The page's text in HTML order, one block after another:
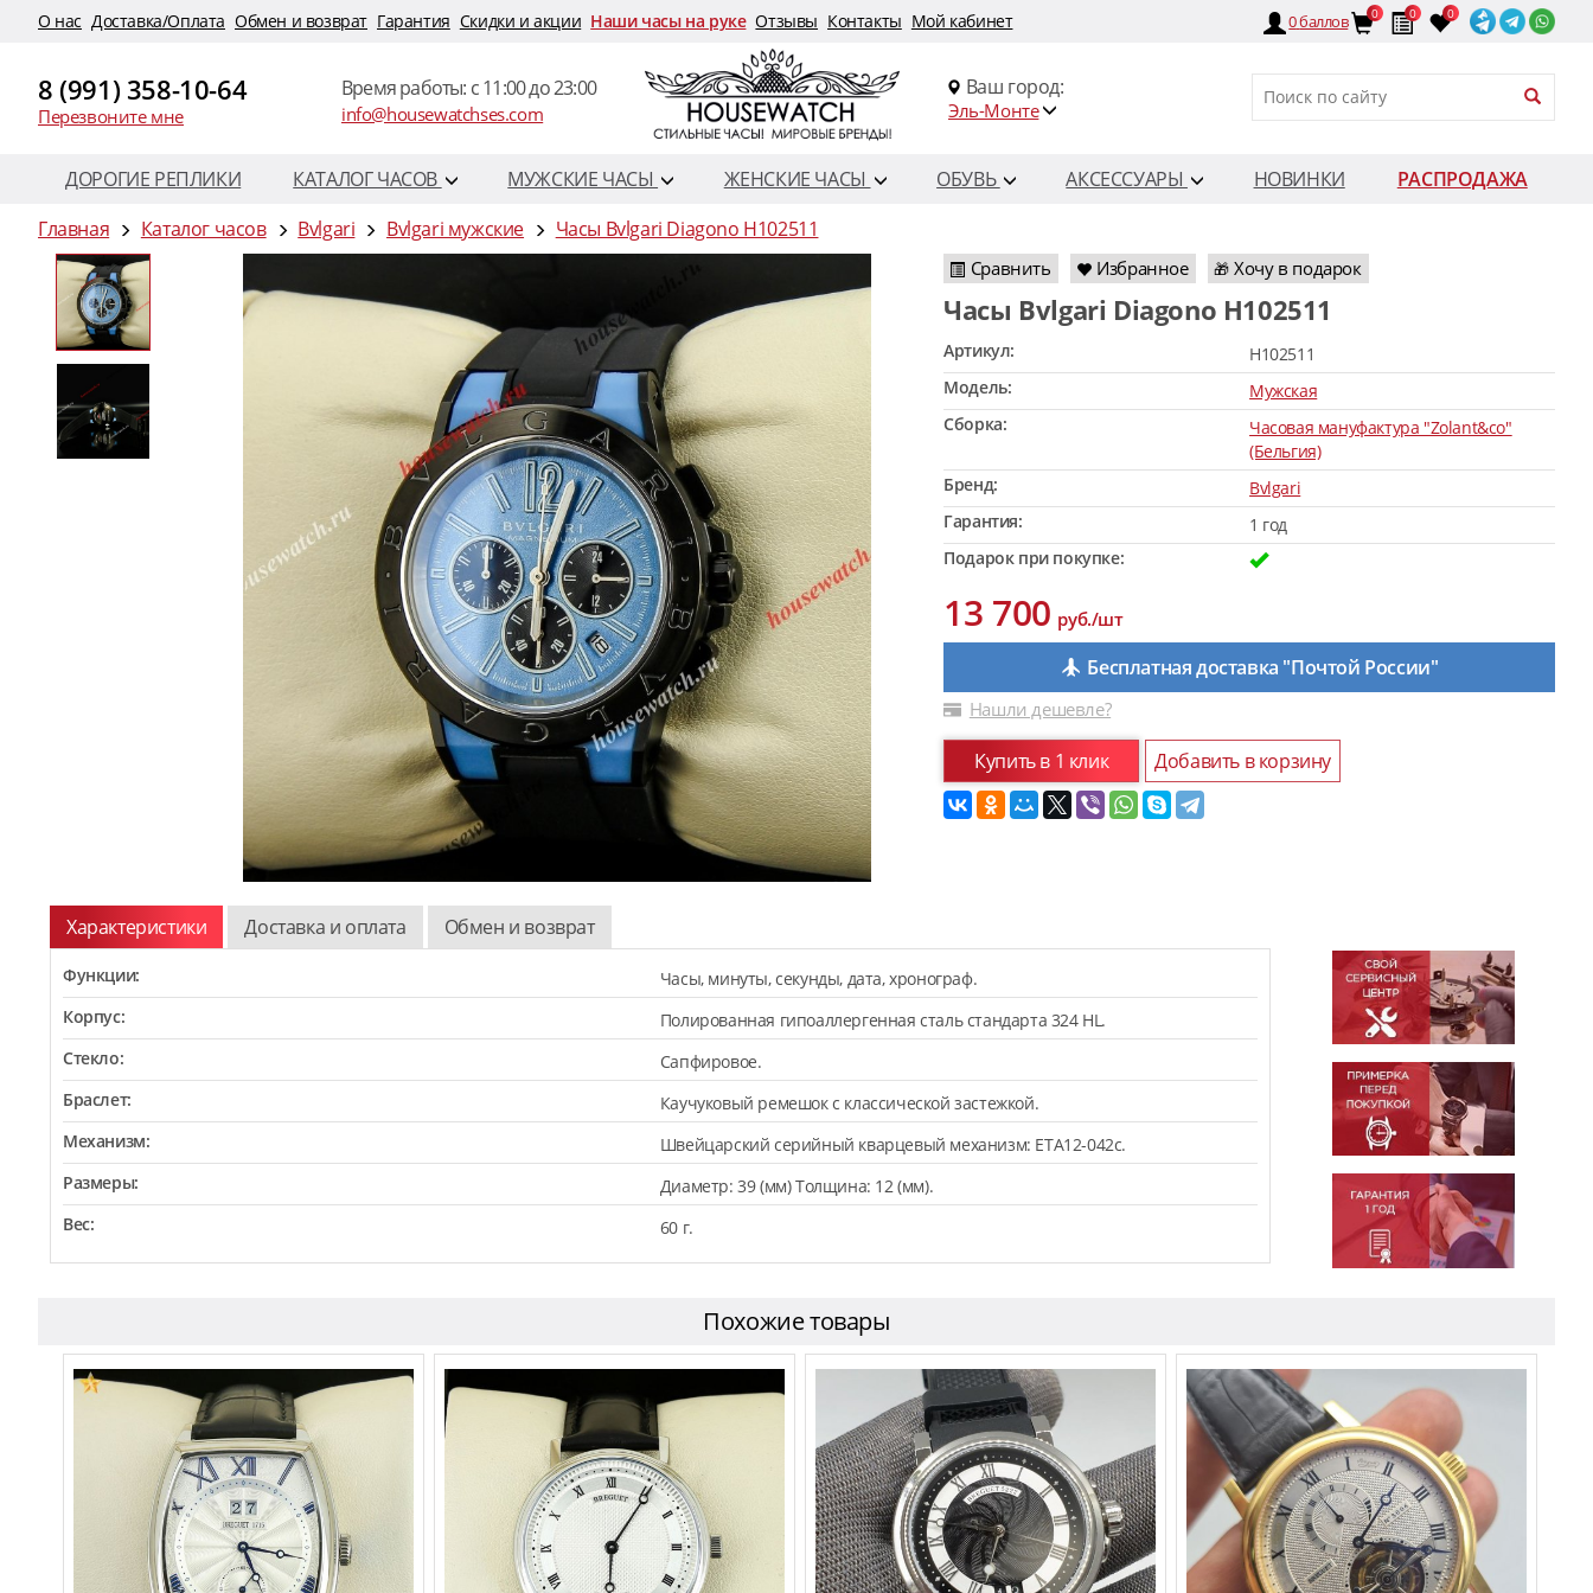
O нас Доставка/Оплата Обмен и возврат Гарантия Скидки и акции Наши часы на руке Отзывы Контакты Мой кабинет 0баллов 0 0 0
8 (991) 358-10-64
Перезвоните мне
Время работы: c 11:00 до 23:00
info@housewatchses.com
Ваш город:
Эль-Монте
ДОРОГИЕ РЕПЛИКИ КАТАЛОГ ЧАСОВ МУЖСКИЕ ЧАСЫ ЖЕНСКИЕ ЧАСЫ ОБУВЬ АКСЕССУАРЫ НОВИНКИ
РАСПРОДАЖА
Главная
Каталог часов Bvlgari Bvlgari мужские Часы Bvlgari Diagono H102511
Сравнить Избранное 🎁 Хочу в подарок
Часы Bvlgari Diagono H102511
Артикул:
H102511
Модель:
Мужская
Сборка:
Часовая мануфактура "Zolant&co"
(Бельгия)
Бренд:
Bvlgari
Гарантия:
1 год
Подарок при покупке:
13 700руб./шт
Бесплатная доставка "Почтой России"
Нашли дешевле?
Купить в 1 клик Добавить в корзину
Характеристики Доставка и оплата Обмен и возврат
Функции:
Часы, минуты, секунды, дата, хронограф.
Корпус:
Полированная гипоаллергенная сталь стандарта 324 HL.
Стекло:
Сапфировое.
Браслет:
Каучуковый ремешок с классической застежкой.
Механизм:
Швейцарский серийный кварцевый механизм: ETA12-042c.
Размеры:
Диаметр: 39 (мм) Толщина: 12 (мм).
Вес:
60 г.
Похожие товары